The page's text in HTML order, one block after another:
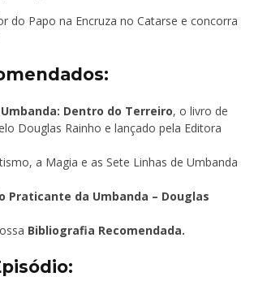
do Papo na Encruza no Catarse e concorra
Dentro do Terreiro, o livro de
Douglas Rainho e lançado pela Editora
a Magia e as Sete Linhas de Umbanda
Praticante da Umbanda – Douglas
Bibliografia Recomendada.